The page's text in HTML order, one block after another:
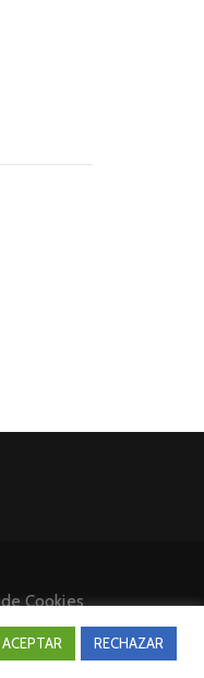
Cookies
ACEPTAR RECHAZAR